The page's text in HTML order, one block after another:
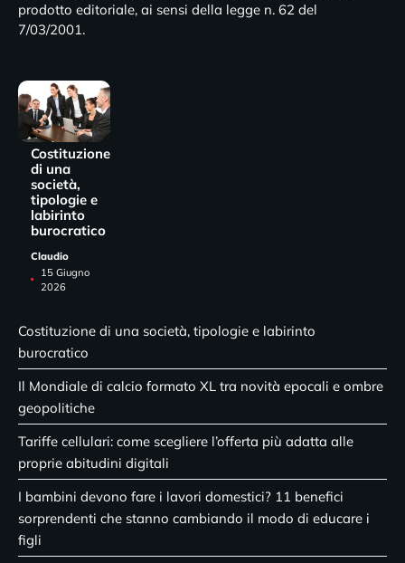
prodotto editoriale, ai sensi della legge n. 62 del
7/03/2001.
Costituzione
di una
società,
tipologie e
labirinto
burocratico
Claudio
15 Giugno
2026
Costituzione di una società, tipologie e labirinto
burocratico
Il Mondiale di calcio formato XL tra novità epocali e ombre
geopolitiche
Tariffe cellulari: come scegliere l’offerta più adatta alle
proprie abitudini digitali
I bambini devono fare i lavori domestici? 11 benefici
sorprendenti che stanno cambiando il modo di educare i
figli